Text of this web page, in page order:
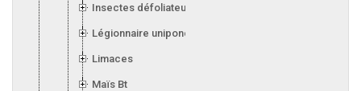
Insectes défoliateurs (soya)
Légionnaire uniponctuée
Limaces
Maïs Bt